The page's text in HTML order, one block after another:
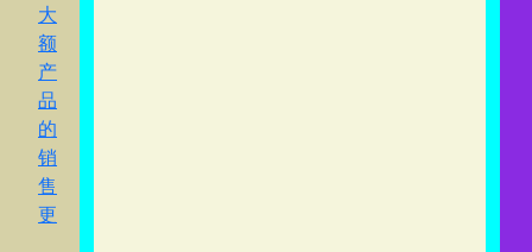
大
额
产
品
的
销
售
更